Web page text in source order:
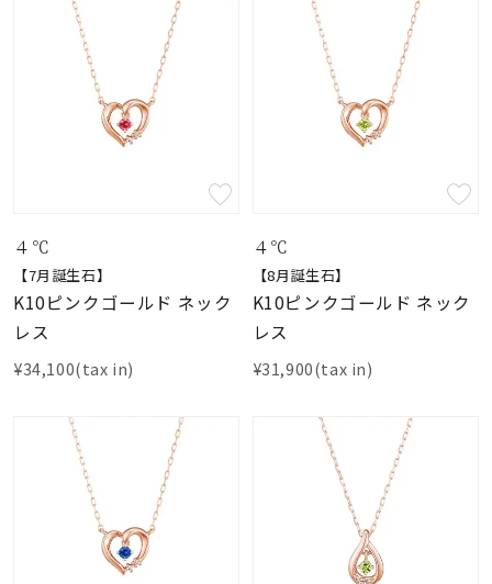
４℃
【7月誕生石】
K10ピンクゴールド ネック
レス
¥34,100(tax in)
４℃
【8月誕生石】
K10ピンクゴールド ネック
レス
¥31,900(tax in)